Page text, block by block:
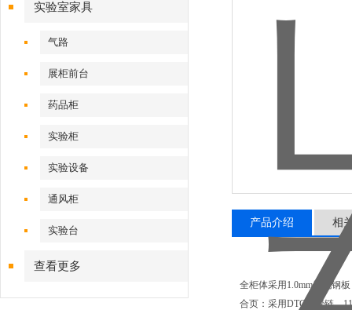
实验室家具
气路
展柜前台
药品柜
实验柜
实验设备
通风柜
实验台
查看更多
产品介绍 相
全柜体采用1.0mm厚轧钢
合页：采用DTC牌铰链，